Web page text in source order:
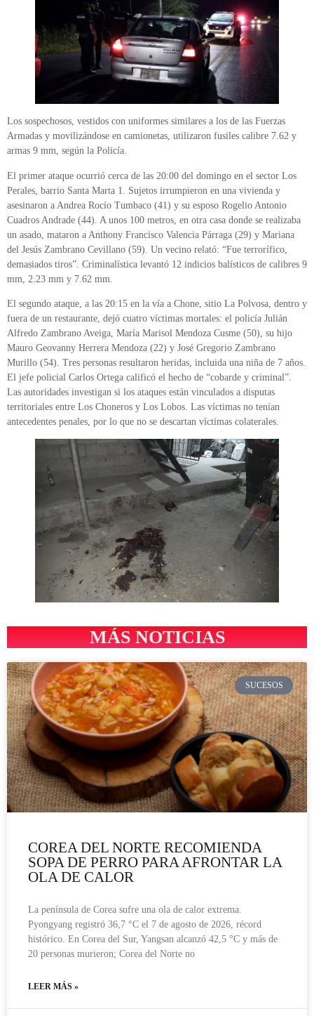
Los sospechosos, vestidos con uniformes similares a los de las Fuerzas
Armadas y movilizándose en camionetas, utilizaron fusiles calibre 7.62 y
armas 9 mm, según la Policía.
El primer ataque ocurrió cerca de las 20:00 del domingo en el sector Los
Perales, barrio Santa Marta 1. Sujetos irrumpieron en una vivienda y
asesinaron a Andrea Rocío Tumbaco (41) y su esposo Rogelio Antonio
Cuadros Andrade (44). A unos 100 metros, en otra casa donde se realizaba
un asado, mataron a Anthony Francisco Valencia Párraga (29) y Mariana
del Jesús Zambrano Cevillano (59). Un vecino relató: “Fue terrorífico,
demasiados tiros”. Criminalística levantó 12 indicios balísticos de calibres 9
mm, 2.23 mm y 7.62 mm.
El segundo ataque, a las 20:15 en la vía a Chone, sitio La Polvosa, dentro y
fuera de un restaurante, dejó cuatro víctimas mortales: el policía Julián
Alfredo Zambrano Aveiga, María Marisol Mendoza Cusme (50), su hijo
Mauro Geovanny Herrera Mendoza (22) y José Gregorio Zambrano
Murillo (54). Tres personas resultaron heridas, incluida una niña de 7 años.
El jefe policial Carlos Ortega calificó el hecho de “cobarde y criminal”.
Las autoridades investigan si los ataques están vinculados a disputas
territoriales entre Los Choneros y Los Lobos. Las víctimas no tenían
antecedentes penales, por lo que no se descartan víctimas colaterales.
MÁS NOTICIAS
SUCESOS
COREA DEL NORTE RECOMIENDA
SOPA DE PERRO PARA AFRONTAR LA
OLA DE CALOR
La península de Corea sufre una ola de calor extrema.
Pyongyang registró 36,7 °C el 7 de agosto de 2026, récord
histórico. En Corea del Sur, Yangsan alcanzó 42,5 °C y más de
20 personas murieron; Corea del Norte no
LEER MÁS »